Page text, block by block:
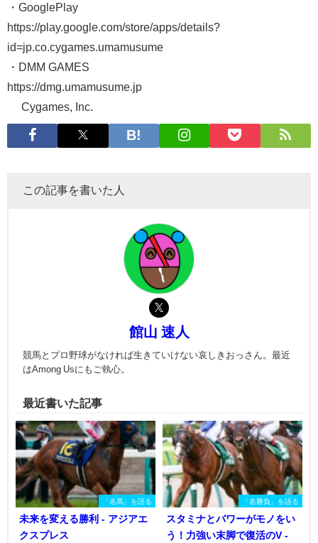
・GooglePlay
https://play.google.com/store/apps/details?
id=jp.co.cygames.umamusume
・DMM GAMES
https://dmg.umamusume.jp
© Cygames, Inc.
この記事を書いた人
館山 速人
競馬とプロ野球がなければ生きていけない哀しきおっさん。最近
はAmong Usにもご執心。
最近書いた記事
「名馬」を語る
未来を変える勝利 - アジアエ
クスプレス
「名勝負」を語る
スタミナとパワーがモノをい
う！力強い末脚で復活のV -